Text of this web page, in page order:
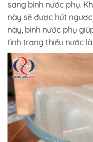
sang bình nước phụ.
này sẽ được hút
này, bình nước phụ
tình trạng thiếu nước